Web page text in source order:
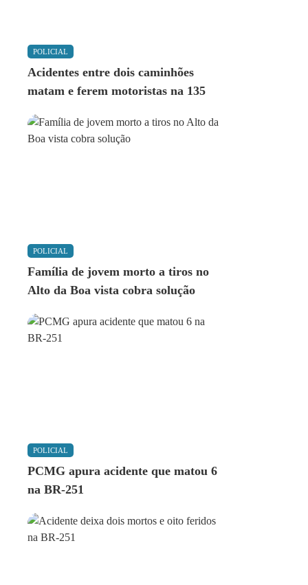
POLICIAL
Acidentes entre dois caminhões
matam e ferem motoristas na 135
POLICIAL
Família de jovem morto a tiros no
Alto da Boa vista cobra solução
POLICIAL
PCMG apura acidente que matou 6
na BR-251